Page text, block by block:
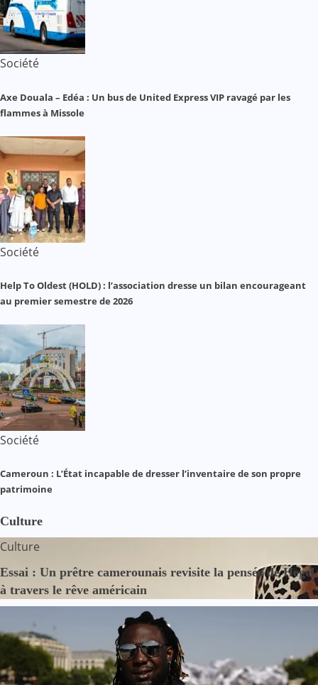
Société
Axe Douala – Edéa : Un bus de United Express VIP ravagé par les
flammes à Missole
Société
Help To Oldest (HOLD) : l’association dresse un bilan encourageant
au premier semestre de 2026
Société
Cameroun : L’État incapable de dresser l’inventaire de son propre
patrimoine
Culture
Culture
Essai : Un prêtre camerounais revisite la pensée de Hegel
à travers le rêve américain